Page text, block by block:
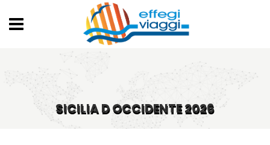
SICILIA D OCCIDENTE 2026